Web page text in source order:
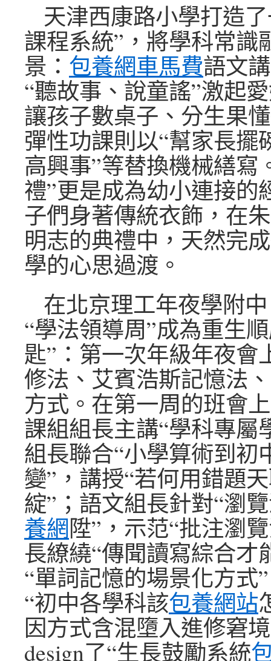
天津西康路小學打造
課程系統”，將學科常識
景： 包養網車馬費語文
“聽故事、說童謠”激起
讓孩子數桌子、分生果
彈性功課則以“幫家長擺
高興事”等替換機械繕寫
禮”更是成為幼小連接的
子們身著傳統衣飾，在
明志的典禮中，天然完
學的心思過渡。
在北京理工年夜學附
“學法領導周”成為重生
匙”：第一次年級年夜會
修法、艾賓浩斯記憶法
方式。在第一周的班會
課組組長主講“學科專
組長聯合“小學算術到初
變”，講授“若何用錯題
綻”；語文組長針對“瀏
養網陞”，示范“批注瀏
長繚繞“傳聞讀寫綜合才
“單詞記憶的場景化方式
“初中各學科該包養網站
因方式含混墮入進修窘
design了“生長鼓勵系統